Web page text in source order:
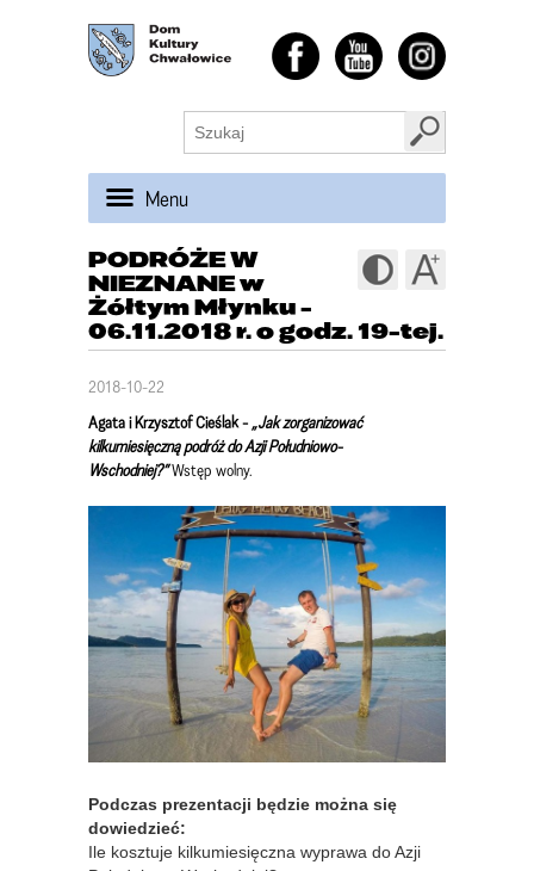
Menu
PODRÓŻE W
NIEZNANE w
Żółtym Młynku -
06.11.2018 r. o godz. 19-tej.
2018-10-22
Agata i Krzysztof Cieślak- „Jak zorganizować
kilkumiesięczną podróż do Azji Południowo-
Wschodniej?”Wstęp wolny.
Podczas prezentacji będzie można się
dowiedzieć:
Ile kosztuje kilkumiesięczna wyprawa do Azji